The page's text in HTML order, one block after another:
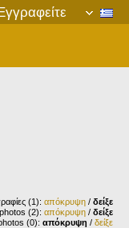
(1): απόκρυψη / δείξε
(2): απόκρυψη / δείξε
(0): απόκρυψη / δείξε